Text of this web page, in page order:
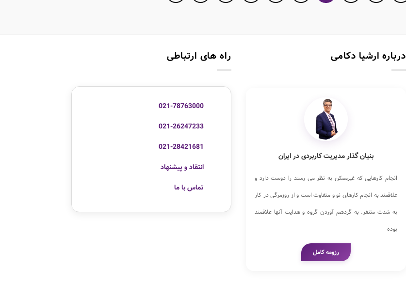
درباره ارشیا دکامی
بنیان گذار مدیریت کاربردی در ایران
انجام کارهایی که غیرممکن به نظر می رسند را دوست دارد و
علاقمند به انجام کارهای نو و متفاوت است و از روزمرگی در کار
به شدت متنفر. به گردهم آوردن گروه و هدایت آنها علاقمند
بوده
رزومه کامل
راه های ارتباطی
021-78763000
021-26247233
021-28421681
انتقاد و پیشنهاد
تماس با ما